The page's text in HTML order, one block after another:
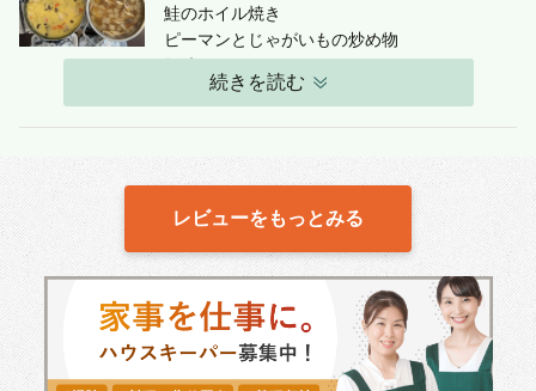
鮭のホイル焼き
ピーマンとじゃがいもの炒め物
豚汁
ソーセージと野菜のポトフ
茹でブロッコリー
を作っていただきました。
おかげで健康的な食生活が送れています。あり
がとうございました。
続きを読む
レビューをもっとみる